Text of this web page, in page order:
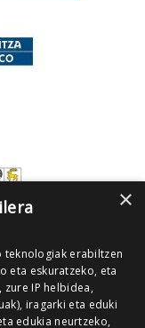
×
teknologiak erabiltzen
eta eskuratzeko, eta
IP helbidea,
iragarki eta eduki
edukia neurtzeko,